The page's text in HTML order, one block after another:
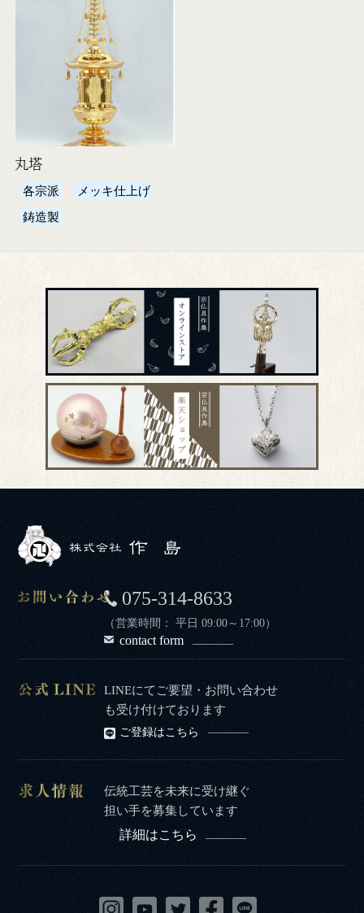
丸塔
各宗派
メッキ仕上げ
鋳造製
075-314-8633
（営業時間： 平日 09:00～17:00）
contact form
LINEにてご要望・お問い合わせ
も受け付けております
ご登録はこちら
伝統工芸を未来に受け継ぐ
担い手を募集しています
詳細はこちら